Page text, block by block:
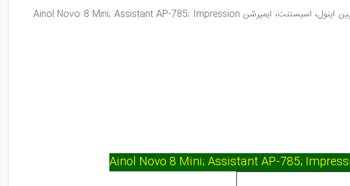
7,85 اینچ 40 پین اینول، اسیستنت، ایمپرشن Ainol Novo 8 Mini; Assistant AP-785; Impression